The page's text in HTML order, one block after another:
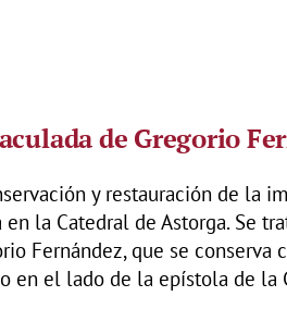
de Gregorio
y restauración de la
la Catedral de Astorga. Se
Fernández, que se conserva
en el lado de la epístola de la